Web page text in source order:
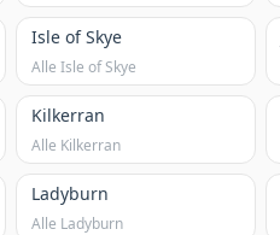
Isle of Skye
Alle Isle of Skye
Kilkerran
Alle Kilkerran
Ladyburn
Alle Ladyburn